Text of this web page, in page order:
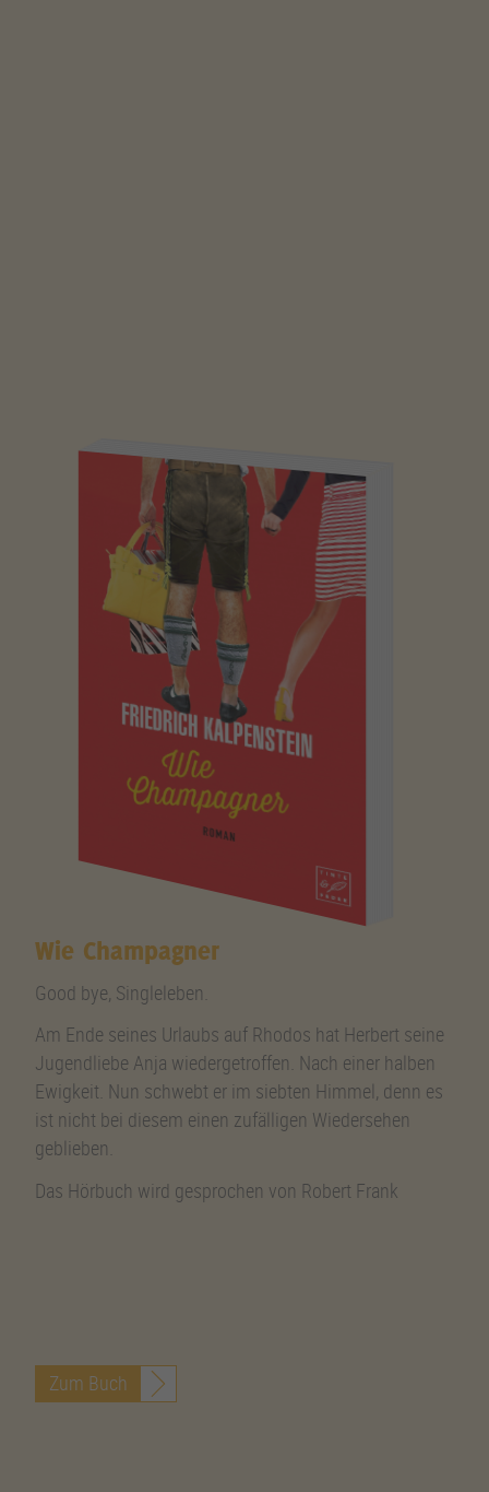
Wie Champagner
Good bye, Singleleben.
Am Ende seines Urlaubs auf Rhodos hat Herbert seine
Jugendliebe Anja wiedergetroffen. Nach einer halben
Ewigkeit. Nun schwebt er im siebten Himmel, denn es
ist nicht bei diesem einen zufälligen Wiedersehen
geblieben.
Das Hörbuch wird gesprochen von Robert Frank
Zum Buch